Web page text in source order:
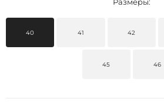
40 41 42
45 46